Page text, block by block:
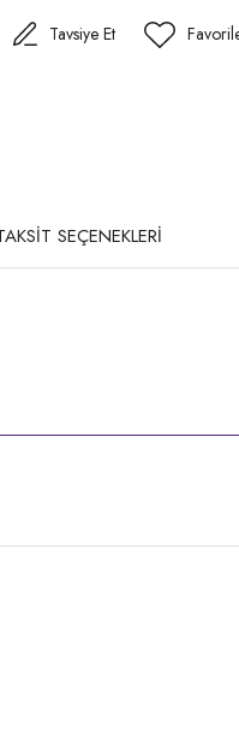
Tavsiye Et
SEÇENEKLERİ